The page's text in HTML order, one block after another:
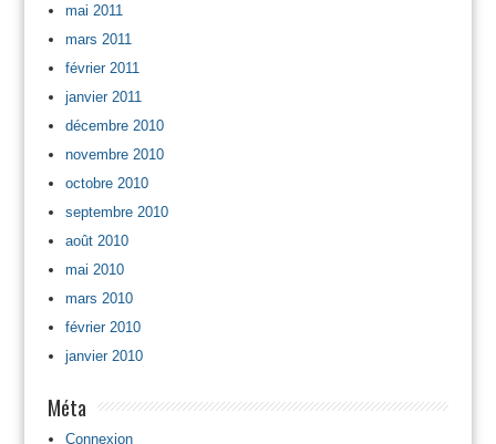
mai 2011
mars 2011
février 2011
janvier 2011
décembre 2010
novembre 2010
octobre 2010
septembre 2010
août 2010
mai 2010
mars 2010
février 2010
janvier 2010
Méta
Connexion